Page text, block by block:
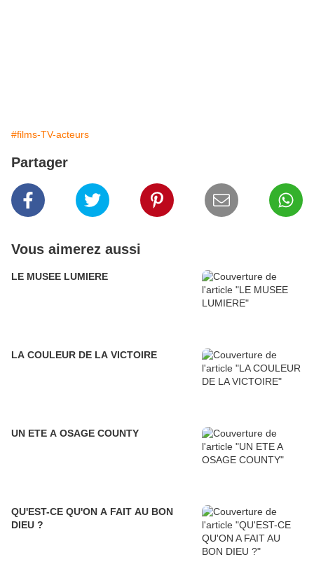
#films-TV-acteurs
Partager
Vous aimerez aussi
LE MUSEE LUMIERE
LA COULEUR DE LA VICTOIRE
UN ETE A OSAGE COUNTY
QU'EST-CE QU'ON A FAIT AU BON
DIEU ?